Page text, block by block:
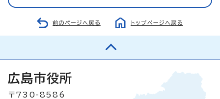
前のページへ戻る トップページへ戻る
広島市役所
〒730-8586